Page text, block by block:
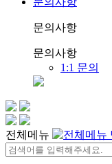
문의사항
문의사항
1:1 문의
전체메뉴